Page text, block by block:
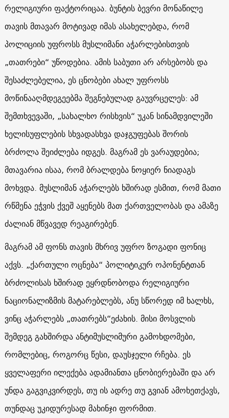
რელიგიური ფაქტორიცაა. ბუნტის ბევრი მონაწილე
თავის მთავარ მოტივად იმას ასახელებდა, რომ
პოლიციის უფროსს მუსლიმანი აჭარლებისთვის
„თათრები“ უწოდებია. ამის საბუთი არ არსებობს და
შესაძლებელია, ეს ცნობები ახალ უფროსს
მოწინააღმდეგეებმა შეგნებულად გაუვრცელეს: ამ
შემთხვევაში, „სახალხო რისხვის“ უკან სინამდვილეში
ხელისუფლების სხვადასხვა დაჯგუფებას შორის
ბრძოლა შეიძლება იდგეს. მაგრამ ეს ვარაუდებია;
მთავარია ისაა, რომ ბრალდება ნოყიერ ნიადაგს
მოხვდა. მუსლიმან აჭარლებს ხშირად ესმით, რომ მათი
რწმენა ეჭვის ქვეშ აყენებს მათ ქართველობას და ამაზე
ძალიან მწვავედ რეაგირებენ.
მაგრამ ამ ფონს თავის მხრივ უფრო ზოგადი ფონიც
აქვს. „ქართული ოცნება“ პოლიტიკურ ოპონენტთან
ბრძოლისას ხშირად ეყრდნობოდა რელიგიური
ნაციონალიზმის მატარებლებს, ანუ სწორედ იმ ხალხს,
ვინც აჭარლებს „თათრებს“ეძახის. მისი მოსვლის
შემდეგ გახშირდა ანტიმუსლიმური გამოხდომები,
რომლებიც, როგორც წესი, დაუსჯელი რჩება. ეს
ყველაფერი ილექება ადამიანთა ცნობიერებაში და არ
უნდა გაგვიკვირდეს, თუ ის ადრე თუ გვიან ამოხეთქავს,
თუნდაც უკიდურესად მახინჯი ფორმით.